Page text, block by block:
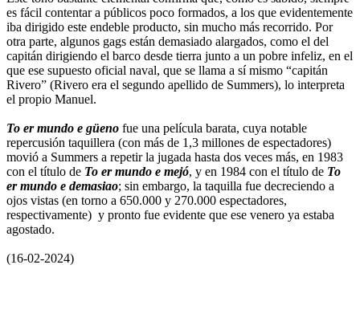
es fácil contentar a públicos poco formados, a los que evidentemente
iba dirigido este endeble producto, sin mucho más recorrido. Por
otra parte, algunos gags están demasiado alargados, como el del
capitán dirigiendo el barco desde tierra junto a un pobre infeliz, en el
que ese supuesto oficial naval, que se llama a sí mismo “capitán
Rivero” (Rivero era el segundo apellido de Summers), lo interpreta
el propio Manuel.
To er mundo e güeno fue una película barata, cuya notable
repercusión taquillera (con más de 1,3 millones de espectadores)
movió a Summers a repetir la jugada hasta dos veces más, en 1983
con el título de To er mundo e mejó, y en 1984 con el título de To
er mundo e demasiao; sin embargo, la taquilla fue decreciendo a
ojos vistas (en torno a 650.000 y 270.000 espectadores,
respectivamente) y pronto fue evidente que ese venero ya estaba
agostado.
(16-02-2024)